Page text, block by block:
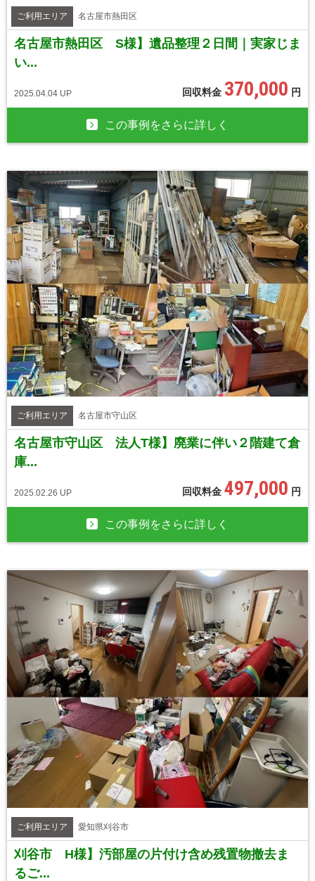
ご利用エリア 名古屋市熱田区
名古屋市熱田区 S様】遺品整理２日間｜実家じま
い...
2025.04.04 UP 回収料金 370,000 円
この事例をさらに詳しく
ご利用エリア 名古屋市守山区
名古屋市守山区 法人T様】廃業に伴い２階建て倉
庫...
2025.02.26 UP 回収料金 497,000 円
この事例をさらに詳しく
ご利用エリア 愛知県刈谷市
刈谷市 H様】汚部屋の片付け含め残置物撤去ま
るご...